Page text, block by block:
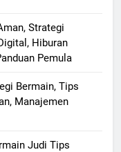
Strategi
Hiburan
Pemula
Bermain, Tips
Manajemen
Judi Tips